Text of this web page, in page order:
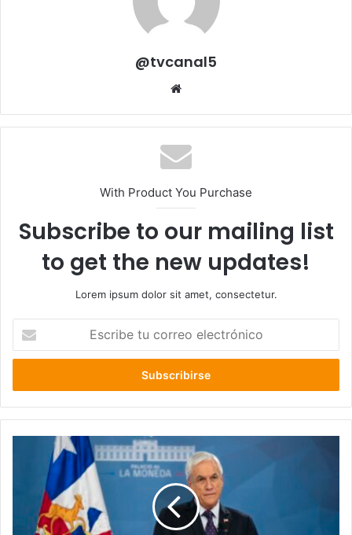
@tvcanal5
With Product You Purchase
Subscribe to our mailing list
to get the new updates!
Lorem ipsum dolor sit amet, consectetur.
correo
sustitutivo
“elimina